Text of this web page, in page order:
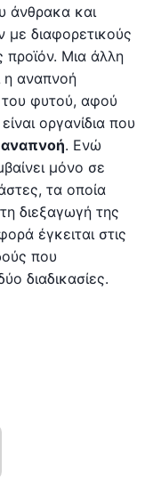
άνθρακα και
διαφορετικούς
Μια άλλη
η αναπνοή
του φυτού, αφού
οργανίδια που
αναπνοή. Ενώ
μόνο σε
τα οποία
διεξαγωγή της
έγκειται στις
που
διαδικασίες.